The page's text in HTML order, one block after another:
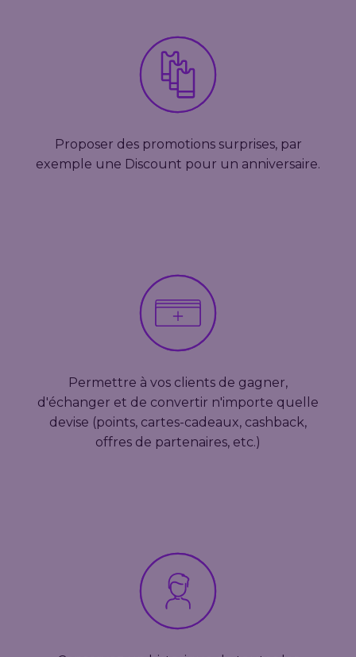
Proposer des promotions surprises, par
exemple une Discount pour un anniversaire.
Permettre à vos clients de gagner,
d'échanger et de convertir n'importe quelle
devise (points, cartes-cadeaux, cashback,
offres de partenaires, etc.)